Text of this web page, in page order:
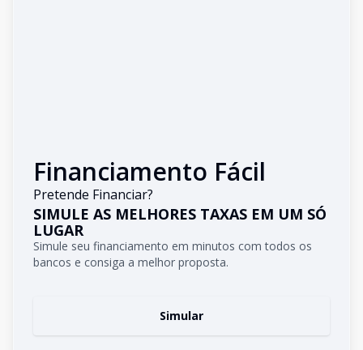
Financiamento Fácil
Pretende Financiar?
SIMULE AS MELHORES TAXAS EM UM SÓ
LUGAR
Simule seu financiamento em minutos com todos os
bancos e consiga a melhor proposta.
Simular